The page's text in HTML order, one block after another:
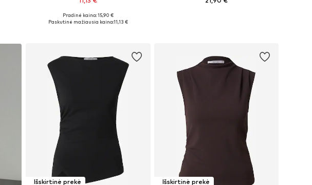
Galimi dydžiai: XS, S, M, L, XL
Pradinė kaina: 15,90 €
Paskutinė mažiausia kaina:11,13 €
Išskirtinė prekė Išskirtinė prekė